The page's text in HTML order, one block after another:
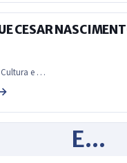
CESAR
Cultura e …
E…